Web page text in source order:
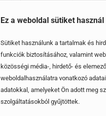
Ez a weboldal sütiket használ
Sütiket használunk a tartalmak és
funkciók biztosításához, valamint
közösségi média-, hirdető- és
weboldalhasználatra vonatkozó
adatokkal, amelyeket Ön adott meg
szolgáltatásokból gyűjtöttek.